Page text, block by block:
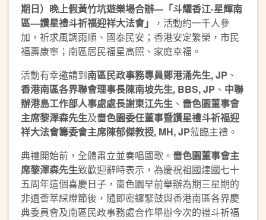
期日）晚上假黃竹坑遊樂場合辦— 「斗耀香江‧星輝南
區—讚星禮斗祈福迎祥大法會」
，活動約一千人參
加，祈求風調雨順、國泰民安；香港安定繁榮，市民
福壽康寧；南區居民福星高照、家庭幸福。
活動有幸邀請到南區民政事務專員鄭港涌先生, JP 、
香港南區各界聯會理事長陳南坡先生, BBS, JP 、 中聯
辦港島工作部人事處處長謝東江先生 、 嗇色園董事會
主席黎澤森先生及嗇色園委任董事暨讚星禮斗祈福迎
祥大法會籌委會主席陳郁傑教授, MH, JP蒞臨主禮。
典禮開始前，全體肅立並奏唱國歌。 嗇色園董事會主
席黎澤森先生致歡迎辭時表示，為慶祝祖國建國七十
五周年這個喜慶日子，嗇色園早前舉辦為期三星期的
非遺薈萃綵燈節後，隨即密鑼緊鼓與香港南區各界慶
典委員會及南區民政事務處合作舉辦今次的禮斗祈福